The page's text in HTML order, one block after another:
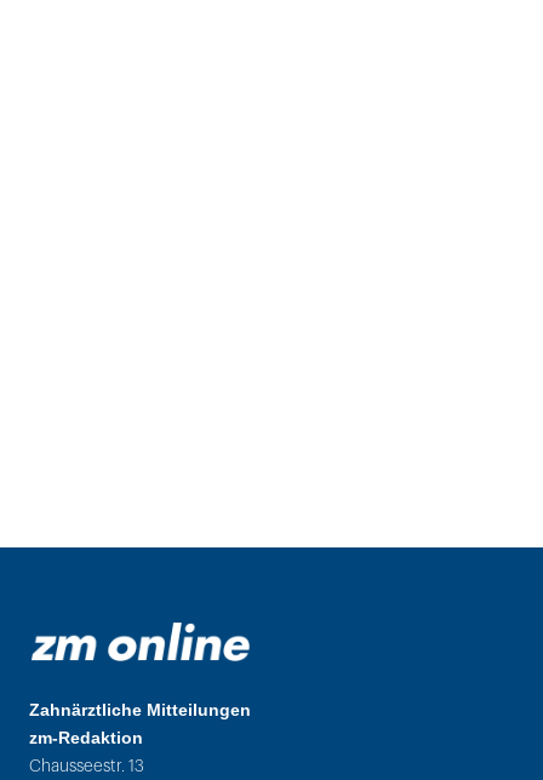
Zahnärztliche Mitteilungen
zm-Redaktion
Chausseestr. 13